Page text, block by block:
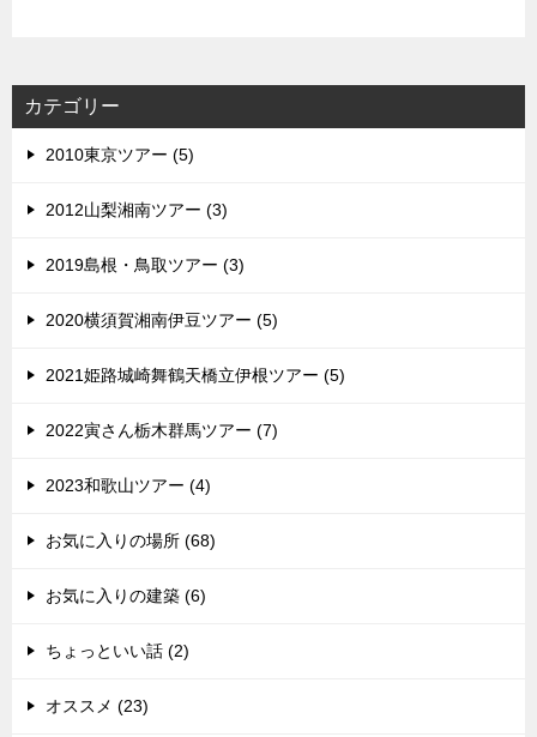
カテゴリー
2010東京ツアー (5)
2012山梨湘南ツアー (3)
2019島根・鳥取ツアー (3)
2020横須賀湘南伊豆ツアー (5)
2021姫路城崎舞鶴天橋立伊根ツアー (5)
2022寅さん栃木群馬ツアー (7)
2023和歌山ツアー (4)
お気に入りの場所 (68)
お気に入りの建築 (6)
ちょっといい話 (2)
オススメ (23)